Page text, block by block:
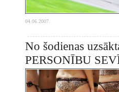
04.06.2007.
No šodienas
PERSONĪBU